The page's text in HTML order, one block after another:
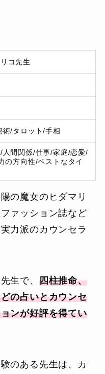
コ先生
術/タロット/手相
人間関係/仕事/家庭/恋愛/
の方向性/ベストなタイ
の魔女のヒダマリ
ァッション誌など
力派のカウンセラ
生で、 四柱推命、
の占いとカウンセ
ンが好評を得てい
のある先生は、カ